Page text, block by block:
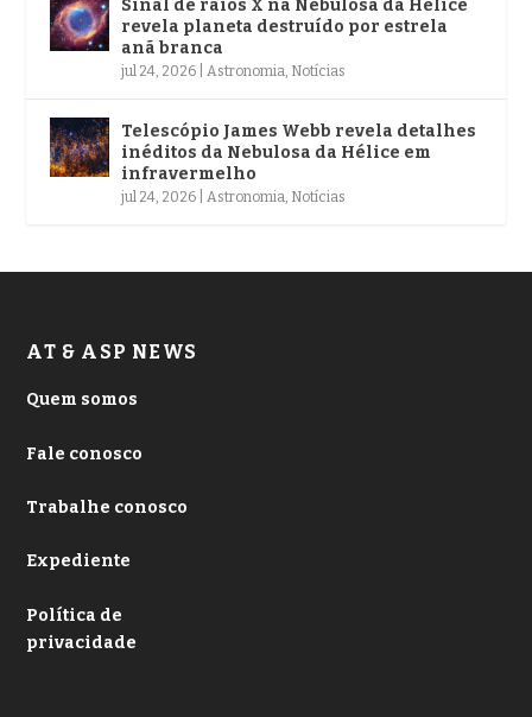
Sinal de raios X na Nebulosa da Hélice
revela planeta destruído por estrela
anã branca
jul 24, 2026 |Astronomia, Notícias
Telescópio James Webb revela detalhes
inéditos da Nebulosa da Hélice em
infravermelho
jul 24, 2026 |Astronomia, Notícias
AT & ASP NEWS
Quem somos
Fale conosco
Trabalhe conosco
Expediente
Política de
privacidade